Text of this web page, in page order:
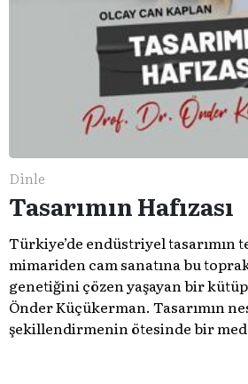
Dinle
Tasarımın Hafızası
Türkiye’de endüstriyel tasarımın
mimariden cam sanatına bu
genetiğini çözen yaşayan bir
Önder Küçükerman. ​Tasarımın
şekillendirmenin ötesinde bir